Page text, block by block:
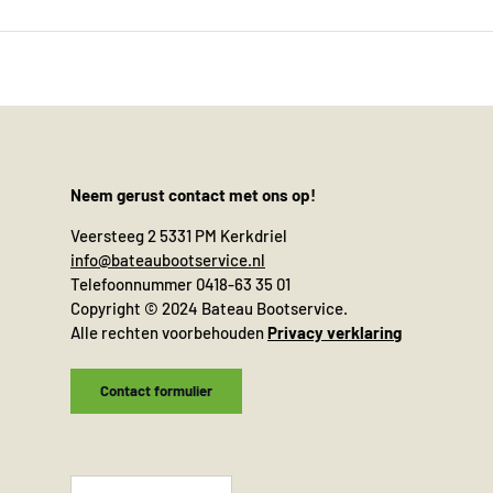
Neem gerust contact met ons op!
Veersteeg 2 5331 PM Kerkdriel
info@bateaubootservice.nl
Telefoonnummer 0418-63 35 01
Copyright © 2024 Bateau Bootservice.
Alle rechten voorbehoudenPrivacy verklaring
Contact formulier